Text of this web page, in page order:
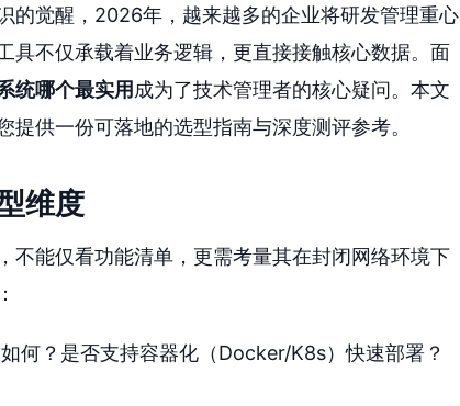
的觉醒，2026年，越来越多的企业将研发管理重心
具不仅承载着业务逻辑，更直接接触核心数据。面
统哪个最实用成为了技术管理者的核心疑问。本文
供一份可落地的选型指南与深度测评参考。
维度
不能仅看功能清单，更需考量其在封闭网络环境下
何？是否支持容器化（Docker/K8s）快速部署？